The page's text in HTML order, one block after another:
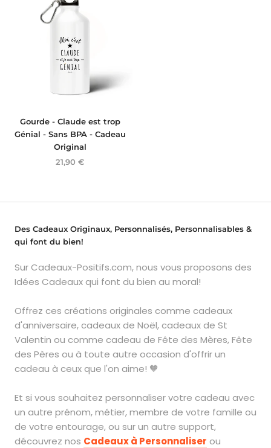
Gourde - Claude est trop
Génial - Sans BPA - Cadeau
Original
21,90 €
Des Cadeaux Originaux, Personnalisés, Personnalisables &
qui font du bien!
Sur Cadeaux-Positifs.com, nous vous proposons des
Idées Cadeaux qui font du bien au moral!
Offrez ces créations originales comme cadeaux
d'anniversaire, cadeaux de Noël, cadeaux de St
Valentin ou comme cadeau de Fête des Mères, Fête
des Pères ou à toute autre occasion d'offrir un
cadeau à ceux que l'on aime! 🧡
Et si vous souhaitez personnaliser votre cadeau avec
un autre prénom, métier, membre de votre famille ou
de votre entourage, ou sur un autre support,
découvrez nos Cadeaux à Personnaliser ou